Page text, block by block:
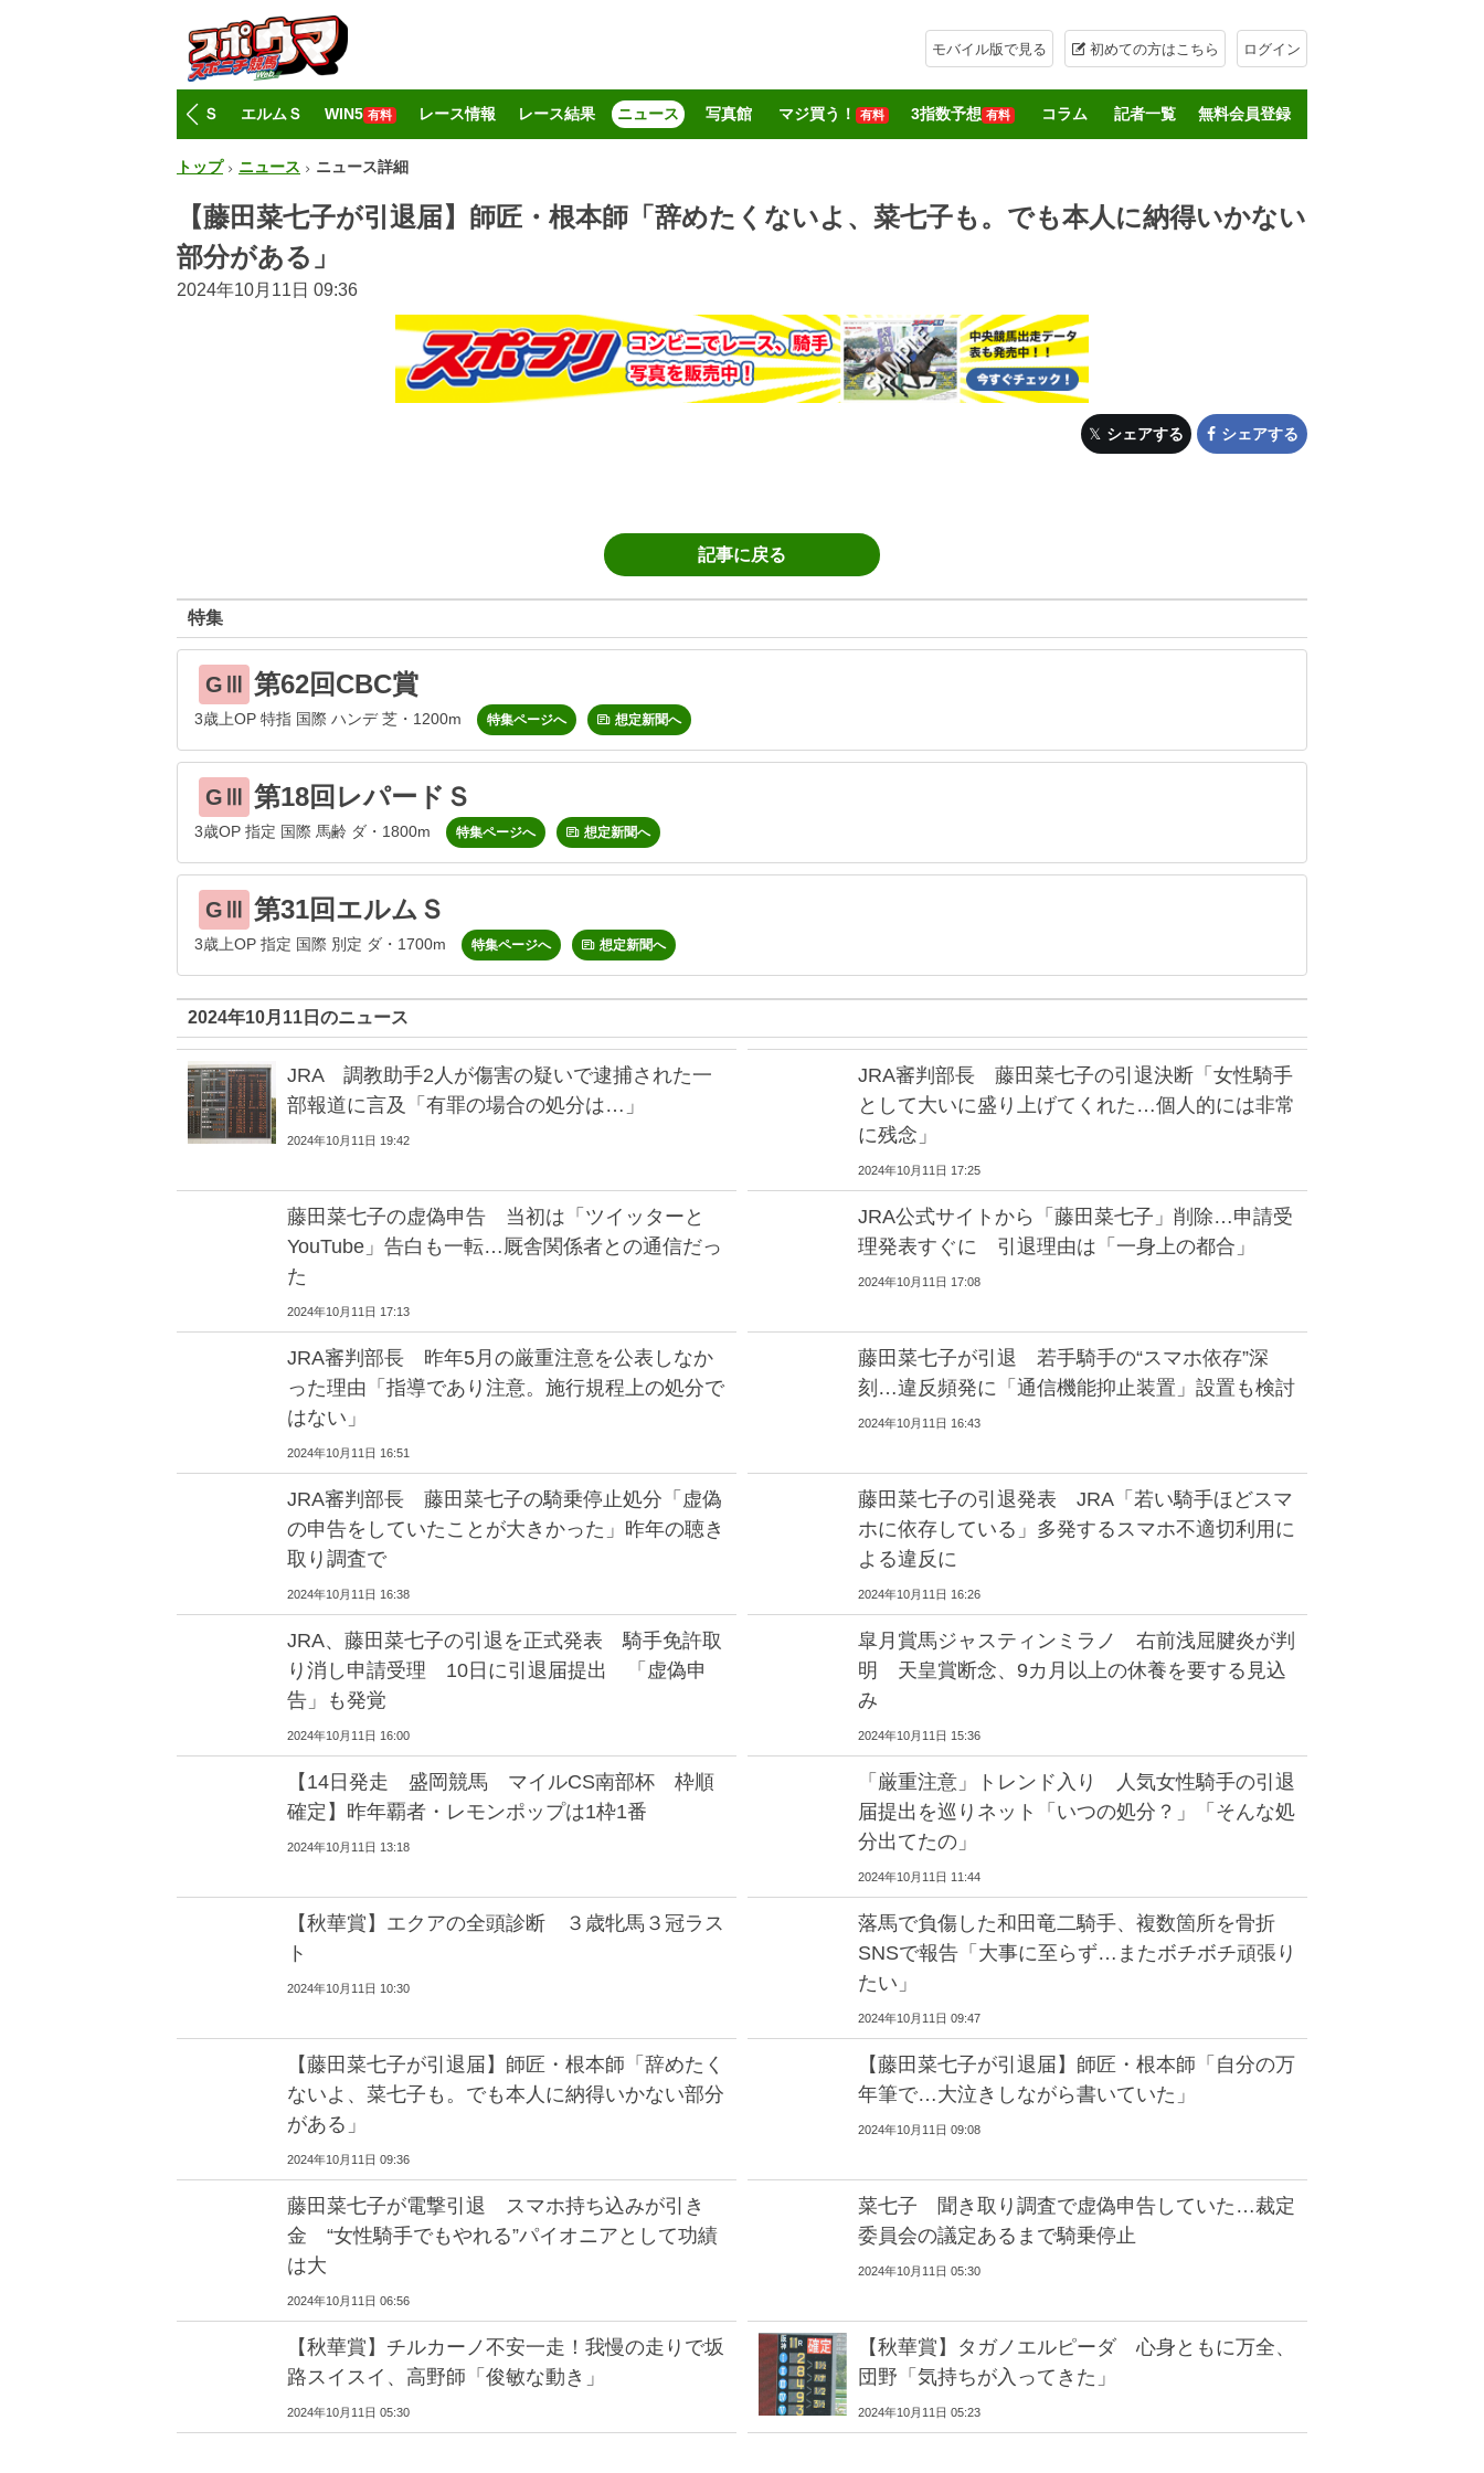
モバイル版で見る 初めての方はこちら ログイン
レパードＳ エルムＳ WIN5 有料 レース情報 レース結果 ニュース 写真館 マジ買う！ 有料 3指数予想 有料 コラム 記者一覧 無料会員登録
トップ ニュース ニュース詳細
【藤田菜七子が引退届】師匠・根本師「辞めたくないよ、菜七子も。でも本人に納得いかない
部分がある」
2024年10月11日 09:36
シェアする シェアする
記事に戻る
特集
GⅢ 第62回CBC賞
3歳上OP 特指 国際 ハンデ 芝・1200m 特集ページへ 想定新聞へ
GⅢ 第18回レパードＳ
3歳OP 指定 国際 馬齢 ダ・1800m 特集ページへ 想定新聞へ
GⅢ 第31回エルムＳ
3歳上OP 指定 国際 別定 ダ・1700m 特集ページへ 想定新聞へ
2024年10月11日のニュース
JRA 調教助手2人が傷害の疑いで逮捕された一
部報道に言及「有罪の場合の処分は…」
2024年10月11日 19:42
JRA審判部長 藤田菜七子の引退決断「女性騎手
として大いに盛り上げてくれた…個人的には非常
に残念」
2024年10月11日 17:25
藤田菜七子の虚偽申告 当初は「ツイッターと
YouTube」告白も一転…厩舎関係者との通信だっ
た
2024年10月11日 17:13
JRA公式サイトから「藤田菜七子」削除…申請受
理発表すぐに 引退理由は「一身上の都合」
2024年10月11日 17:08
JRA審判部長 昨年5月の厳重注意を公表しなか
った理由「指導であり注意。施行規程上の処分で
はない」
2024年10月11日 16:51
藤田菜七子が引退 若手騎手の“スマホ依存”深
刻…違反頻発に「通信機能抑止装置」設置も検討
2024年10月11日 16:43
JRA審判部長 藤田菜七子の騎乗停止処分「虚偽
の申告をしていたことが大きかった」昨年の聴き
取り調査で
2024年10月11日 16:38
藤田菜七子の引退発表 JRA「若い騎手ほどスマ
ホに依存している」多発するスマホ不適切利用に
よる違反に
2024年10月11日 16:26
JRA、藤田菜七子の引退を正式発表 騎手免許取
り消し申請受理 10日に引退届提出 「虚偽申
告」も発覚
2024年10月11日 16:00
皐月賞馬ジャスティンミラノ 右前浅屈腱炎が判
明 天皇賞断念、9カ月以上の休養を要する見込
み
2024年10月11日 15:36
【14日発走 盛岡競馬 マイルCS南部杯 枠順
確定】昨年覇者・レモンポップは1枠1番
2024年10月11日 13:18
「厳重注意」トレンド入り 人気女性騎手の引退
届提出を巡りネット「いつの処分？」「そんな処
分出てたの」
2024年10月11日 11:44
【秋華賞】エクアの全頭診断 ３歳牝馬３冠ラス
ト
2024年10月11日 10:30
落馬で負傷した和田竜二騎手、複数箇所を骨折
SNSで報告「大事に至らず…またボチボチ頑張り
たい」
2024年10月11日 09:47
【藤田菜七子が引退届】師匠・根本師「辞めたく
ないよ、菜七子も。でも本人に納得いかない部分
がある」
2024年10月11日 09:36
【藤田菜七子が引退届】師匠・根本師「自分の万
年筆で…大泣きしながら書いていた」
2024年10月11日 09:08
藤田菜七子が電撃引退 スマホ持ち込みが引き
金 “女性騎手でもやれる”パイオニアとして功績
は大
2024年10月11日 06:56
菜七子 聞き取り調査で虚偽申告していた…裁定
委員会の議定あるまで騎乗停止
2024年10月11日 05:30
【秋華賞】チルカーノ不安一走！我慢の走りで坂
路スイスイ、高野師「俊敏な動き」
2024年10月11日 05:30
【秋華賞】タガノエルピーダ 心身ともに万全、
団野「気持ちが入ってきた」
2024年10月11日 05:23